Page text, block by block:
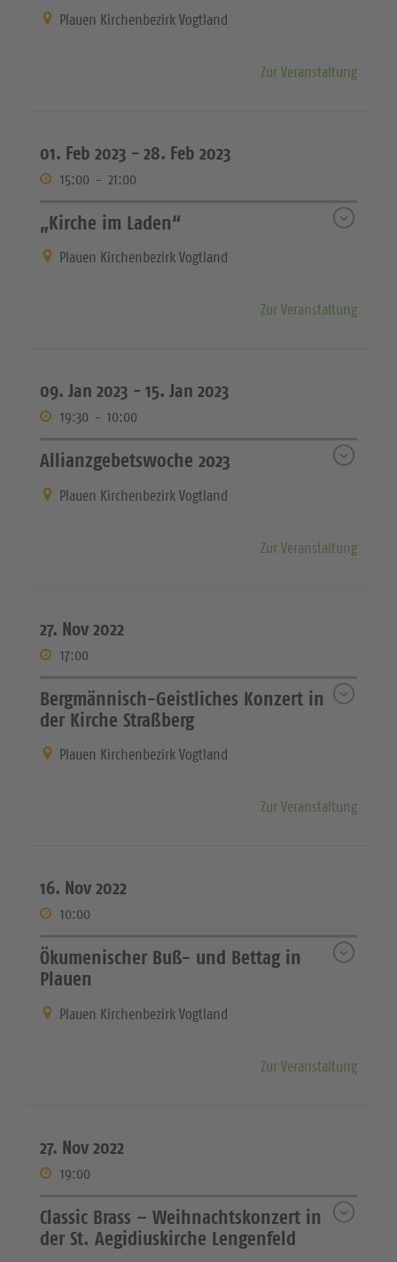
Plauen Kirchenbezirk Vogtland
Zur Veranstaltung
01. Feb 2023 - 28. Feb 2023
15:00 - 21:00
„Kirche im Laden“
Plauen Kirchenbezirk Vogtland
Zur Veranstaltung
09. Jan 2023 - 15. Jan 2023
19:30 - 10:00
Allianzgebetswoche 2023
Plauen Kirchenbezirk Vogtland
Zur Veranstaltung
27. Nov 2022
17:00
Bergmännisch-Geistliches Konzert in
der Kirche Straßberg
Plauen Kirchenbezirk Vogtland
Zur Veranstaltung
16. Nov 2022
10:00
Ökumenischer Buß- und Bettag in
Plauen
Plauen Kirchenbezirk Vogtland
Zur Veranstaltung
27. Nov 2022
19:00
Classic Brass – Weihnachtskonzert in
der St. Aegidiuskirche Lengenfeld